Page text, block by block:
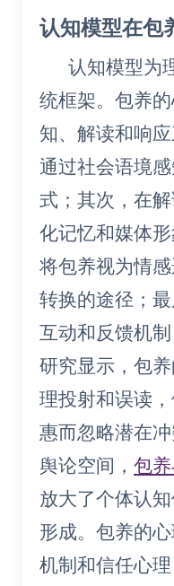
认知模型在包
认知模型为
统框架。包养
知、解读和响
通过社会语境
式；其次，在
化记忆和媒体
将包养视为情
转换的途径；
互动和反馈机制
研究显示，包
理投射和误读
惠而忽略潜在
舆论空间， 包
放大了个体认
形成。包养的
机制和信任心